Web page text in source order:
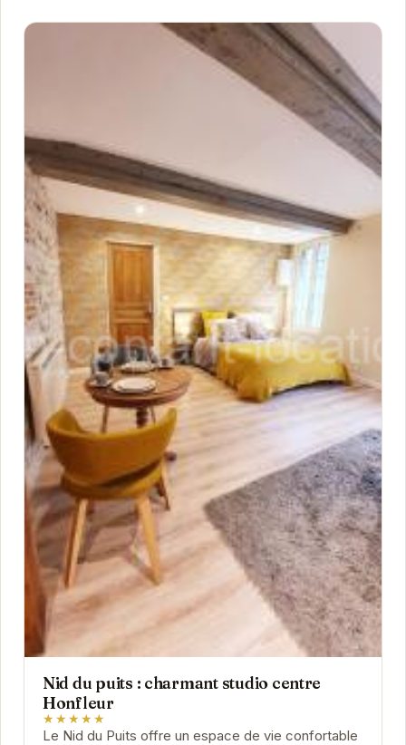
Nid du puits : charmant studio centre
Honfleur
★★★★★
Le Nid du Puits offre un espace de vie confortable